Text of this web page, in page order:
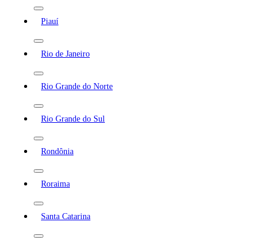
Piauí
Rio de Janeiro
Rio Grande do Norte
Rio Grande do Sul
Rondônia
Roraima
Santa Catarina